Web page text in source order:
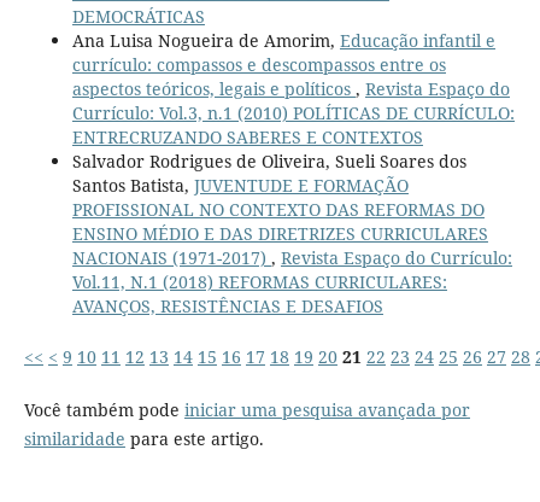
DEMOCRÁTICAS
Ana Luisa Nogueira de Amorim, Educação infantil e
currículo: compassos e descompassos entre os
aspectos teóricos, legais e políticos , Revista Espaço do
Currículo: Vol.3, n.1 (2010) POLÍTICAS DE CURRÍCULO:
ENTRECRUZANDO SABERES E CONTEXTOS
Salvador Rodrigues de Oliveira, Sueli Soares dos
Santos Batista, JUVENTUDE E FORMAÇÃO
PROFISSIONAL NO CONTEXTO DAS REFORMAS DO
ENSINO MÉDIO E DAS DIRETRIZES CURRICULARES
NACIONAIS (1971-2017) , Revista Espaço do Currículo:
Vol.11, N.1 (2018) REFORMAS CURRICULARES:
AVANÇOS, RESISTÊNCIAS E DESAFIOS
<< < 9 10 11 12 13 14 15 16 17 18 19 20 21 22 23 24 25 26 27 28
Você também pode iniciar uma pesquisa avançada por
similaridade para este artigo.